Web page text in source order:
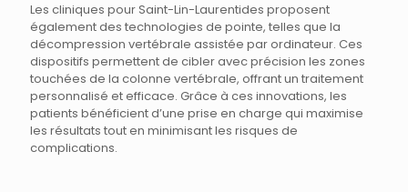
Les cliniques pour Saint-Lin-Laurentides proposent
également des technologies de pointe, telles que la
décompression vertébrale assistée par ordinateur. Ces
dispositifs permettent de cibler avec précision les zones
touchées de la colonne vertébrale, offrant un traitement
personnalisé et efficace. Grâce à ces innovations, les
patients bénéficient d’une prise en charge qui maximise
les résultats tout en minimisant les risques de
complications.